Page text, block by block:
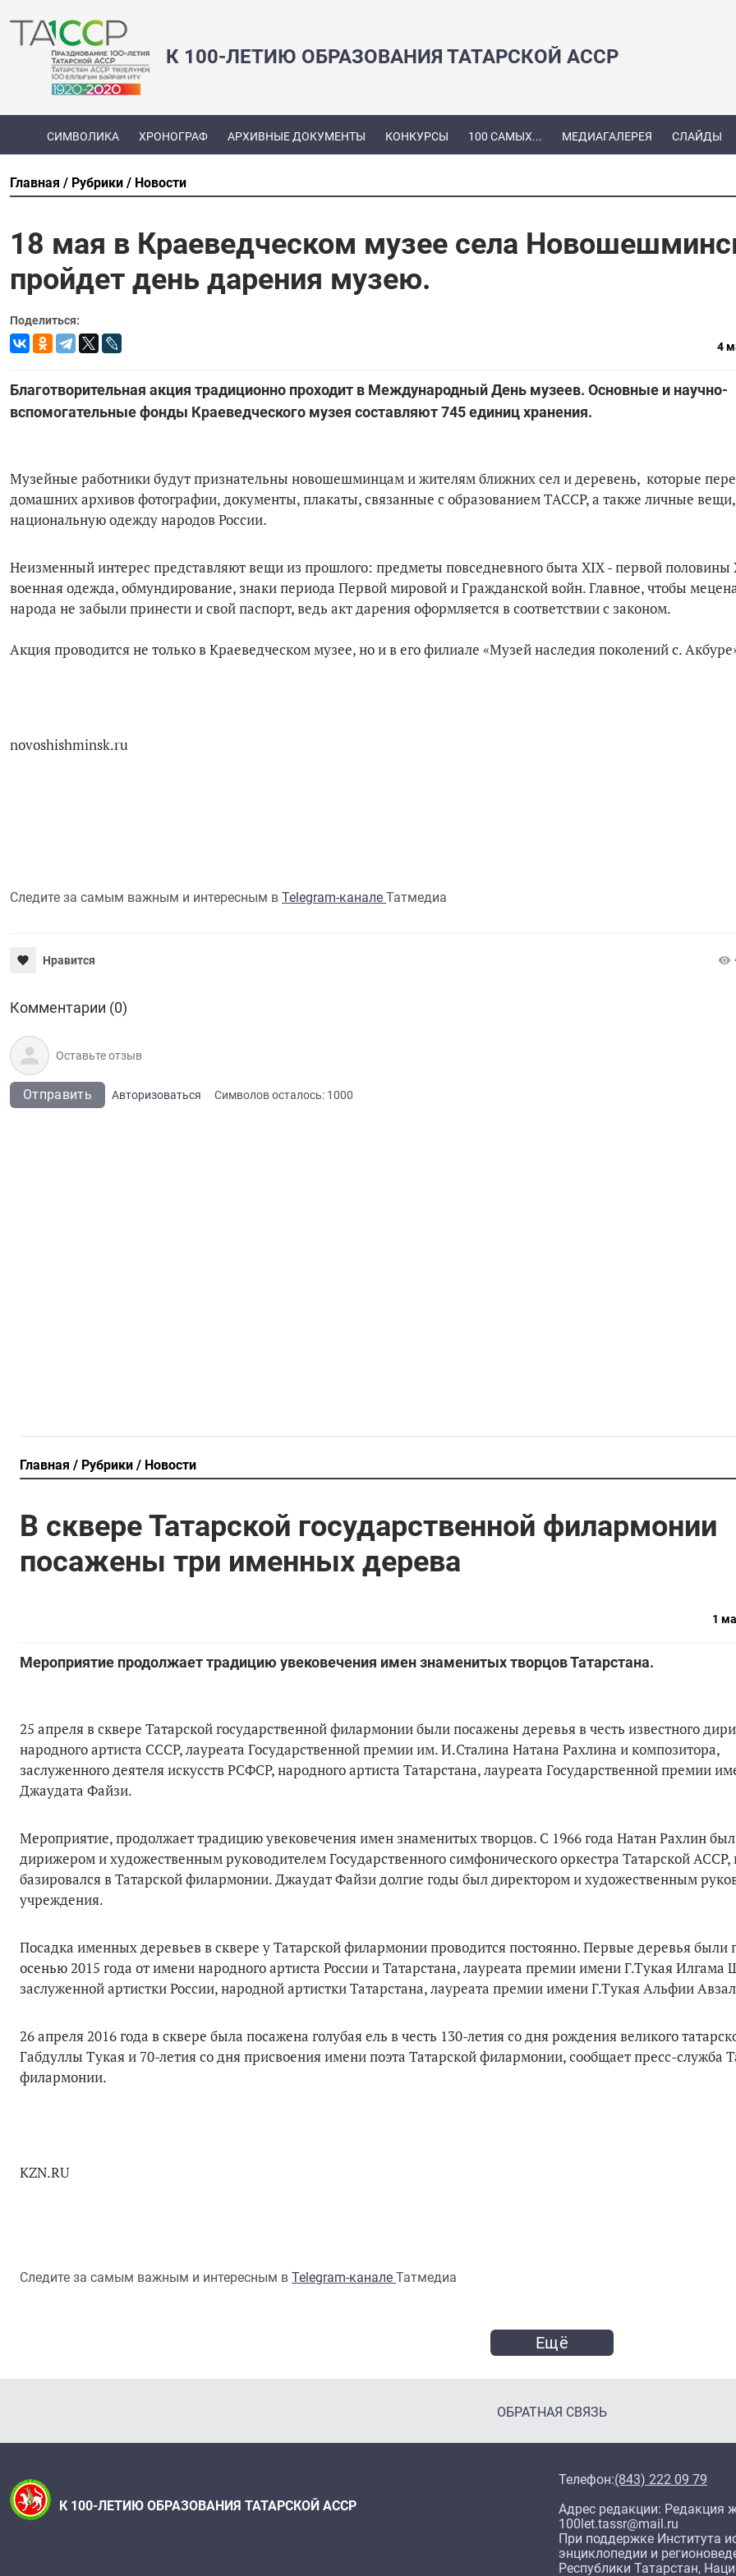
К 100-ЛЕТИЮ ОБРАЗОВАНИЯ ТАТАРСКОЙ АССР
СИМВОЛИКА ХРОНОГРАФ АРХИВНЫЕ ДОКУМЕНТЫ КОНКУРСЫ 100 САМЫХ... МЕДИАГАЛЕРЕЯ СЛАЙДЫ
Главная Рубрики Новости
18 мая в Краеведческом музее села
пройдет день дарения музею.
Поделиться:
4
Благотворительная акция традиционно проходит в Международный День музеев. Основные и научно-
вспомогательные фонды Краеведческого музея составляют 745 единиц хранения.
Музейные работники будут признательны новошешминцам и жителям ближних сел и деревень, которые
домашних архивов фотографии, документы, плакаты, связанные с образованием ТАССР, а также личные
национальную одежду народов России.
Неизменный интерес представляют вещи из прошлого: предметы повседневного быта XIX - первой половины
военная одежда, обмундирование, знаки периода Первой мировой и Гражданской войн. Главное, чтобы
народа не забыли принести и свой паспорт, ведь акт дарения оформляется в соответствии с законом.
Акция проводится не только в Краеведческом музее, но и в его филиале «Музей наследия поколений с.
novoshishminsk.ru
Следите за самым важным и интересным в Telegram-канале Татмедиа
Нравится
Комментарии (0)
Отправить Авторизоваться Символов осталось: 1000
Главная Рубрики Новости
В сквере Татарской государственной филармонии
посажены три именных дерева
1
Мероприятие продолжает традицию увековечения имен знаменитых творцов Татарстана.
25 апреля в сквере Татарской государственной филармонии были посажены деревья в честь известного
народного артиста СССР, лауреата Государственной премии им. И.Сталина Натана Рахлина и композитора,
заслуженного деятеля искусств РСФСР, народного артиста Татарстана, лауреата Государственной премии
Джаудата Файзи.
Мероприятие, продолжает традицию увековечения имен знаменитых творцов. С 1966 года Натан Рахлин
дирижером и художественным руководителем Государственного симфонического оркестра Татарской
базировался в Татарской филармонии. Джаудат Файзи долгие годы был директором и художественным
учреждения.
Посадка именных деревьев в сквере у Татарской филармонии проводится постоянно. Первые деревья были
осенью 2015 года от имени народного артиста России и Татарстана, лауреата премии имени Г.Тукая Илгама
заслуженной артистки России, народной артистки Татарстана, лауреата премии имени Г.Тукая Альфии
26 апреля 2016 года в сквере была посажена голубая ель в честь 130-летия со дня рождения великого
Габдуллы Тукая и 70-летия со дня присвоения имени поэта Татарской филармонии, сообщает пресс-служба
филармонии.
KZN.RU
Следите за самым важным и интересным в Telegram-канале Татмедиа
Ещё
ОБРАТНАЯ СВЯЗЬ
К 100-ЛЕТИЮ ОБРАЗОВАНИЯ ТАТАРСКОЙ АССР
Телефон:(843) 222 09 79
Адрес редакции: Редакция
100let.tassr@mail.ru
При поддержке Института
энциклопедии и
Республики Татарстан,